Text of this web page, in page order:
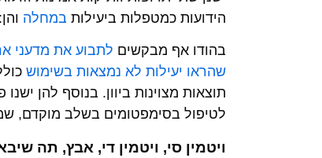
הידועות כמטפלות ביעילות במחלה והן:
בהודו אף מבקשים לתבוע את מדעני
שהראו יעילות לא נמצאות בשימוש
תוצאות מצוינות ביוון. בנוסף להן
לטיפול בסימפטומים בשלב מוקדם,
ויטמין סי, ויטמין די, אבץ, תה